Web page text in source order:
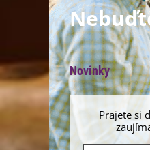
Novinky
Prajete si